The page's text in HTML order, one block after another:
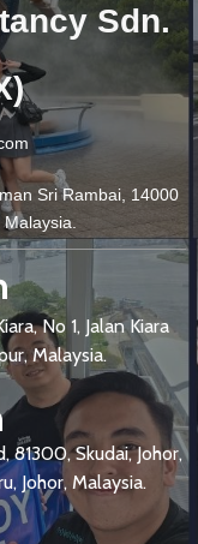
Sdn.
Sri Rambai, 14000
No 1, Jalan Kiara
Malaysia.
81300, Skudai, Johor,
Johor, Malaysia.